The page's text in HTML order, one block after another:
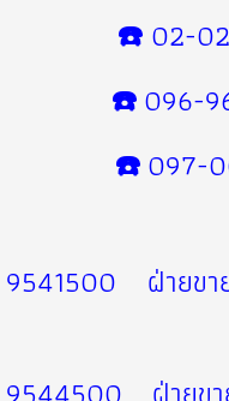
☎️ 02-
☎️096-
☎️097-
9541500 ฝ่ายขา